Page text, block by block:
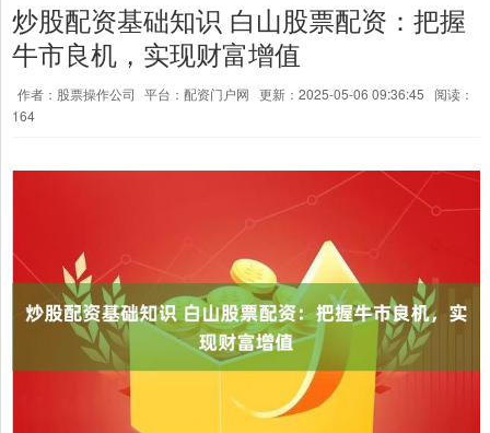
炒股配资基础知识 白山股票配资：把握
牛市良机，实现财富增值
作者：股票操作公司 平台：配资门户网 更新：2025-05-06 09:36:45
阅读：
164